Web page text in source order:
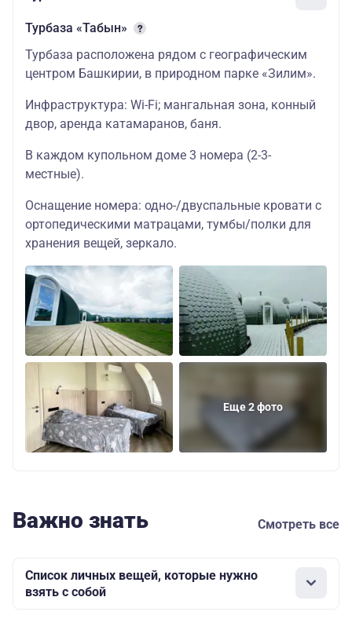
Турбаза «Табын»
Турбаза расположена рядом с географическим
центром Башкирии, в природном парке «Зилим».
Инфраструктура: Wi-Fi; мангальная зона, конный
двор, аренда катамаранов, баня.
В каждом купольном доме 3 номера (2-3-
местные).
Оснащение номера: одно-/двуспальные кровати с
ортопедическими матрацами, тумбы/полки для
хранения вещей, зеркало.
Еще 2 фото
Важно знать Смотреть все
Список личных вещей, которые нужно
взять с собой